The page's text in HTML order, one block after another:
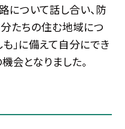
ついて話し合い、防
たちの住む地域につ
」に備えて自分にでき
会となりました。